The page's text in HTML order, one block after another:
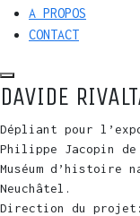
A PROPOS
CONTACT
DAVIDE
Dépliant pour
Philippe Jacopin
Muséum
Neuchâtel.
Direction du